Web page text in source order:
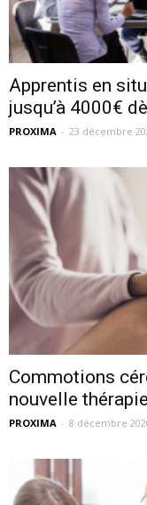
Apprentis en
jusqu’à 4000€
PROXIMA - 23 décembre
Commotions
nouvelle
PROXIMA - 8 décembre